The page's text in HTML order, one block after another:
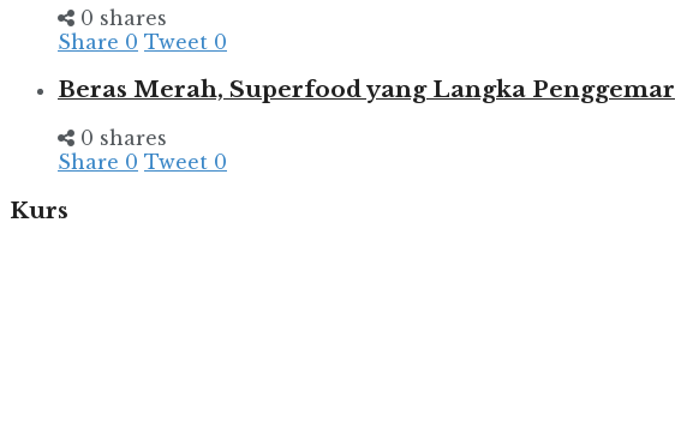
0 shares
Share 0 Tweet 0
Beras Merah, Superfood yang Langka Penggemar
0 shares
Share 0 Tweet 0
Kurs